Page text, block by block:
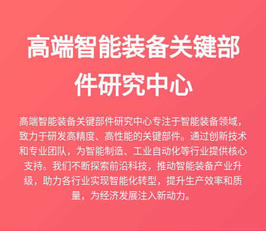
高端智能装备关键部
件研究中心
高端智能装备关键部件研究中心专注于智能装备领域，
致力于研发高精度、高性能的关键部件。通过创新技术
和专业团队，为智能制造、工业自动化等行业提供核心
支持。我们不断探索前沿科技，推动智能装备产业升
级，助力各行业实现智能化转型，提升生产效率和质
量，为经济发展注入新动力。